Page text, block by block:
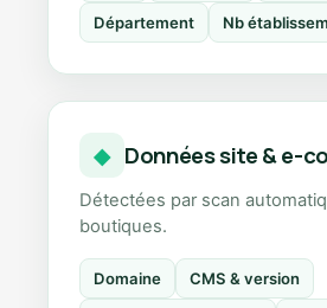
Département Nb
◆ Données site & e-
Détectées par scan
boutiques.
Domaine CMS & version